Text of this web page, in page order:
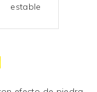
estable